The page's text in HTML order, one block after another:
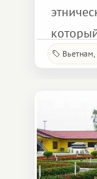
(Yang
(Ho
Вьетнам